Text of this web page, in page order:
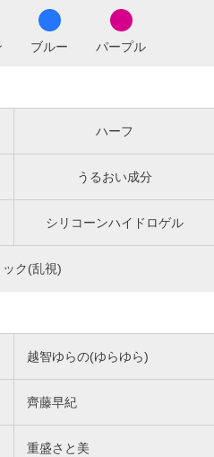
ブルー パープル
ハーフ
うるおい成分
シリコーンハイドロゲル
ック(乱視)
越智ゆらの(ゆらゆら)
齊藤早紀
重盛さと美